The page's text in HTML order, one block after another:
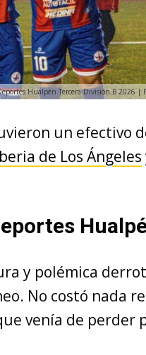
Hualpén Tercera División B 2026 |
un efectivo
de Los Ángeles
y polémica
No costó nada
venía de perder